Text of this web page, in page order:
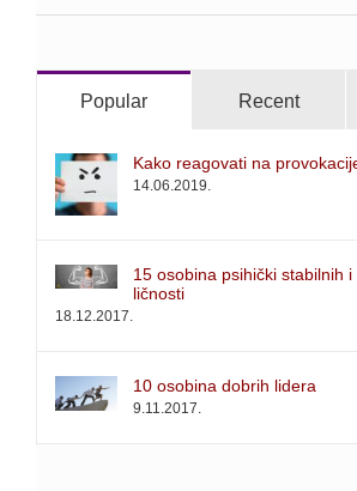
Popular Recent
Kako reagovati na
14.06.2019.
15 osobina psihički stabilnih
ličnosti
18.12.2017.
10 osobina dobrih lidera
9.11.2017.